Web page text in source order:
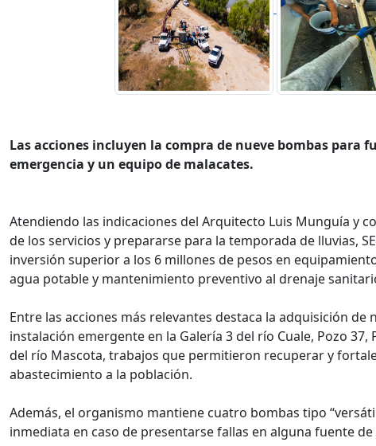
Las acciones incluyen la compra de nueve bombas para
emergencia y un equipo de malacates.
Atendiendo las indicaciones del Arquitecto Luis Munguía y
de los servicios y prepararse para la temporada de lluvias,
inversión superior a los 6 millones de pesos en
agua potable y mantenimiento preventivo al drenaje
Entre las acciones más relevantes destaca la adquisición
instalación emergente en la Galería 3 del río Cuale, Pozo
del río Mascota, trabajos que permitieron recuperar y
abastecimiento a la población.
Además, el organismo mantiene cuatro bombas tipo
inmediata en caso de presentarse fallas en alguna fuente